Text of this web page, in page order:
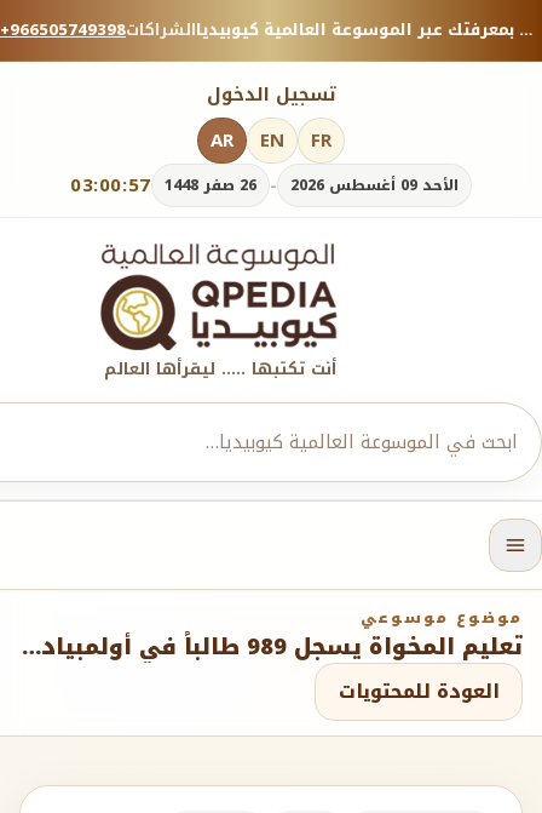
+966505749398الشراكات منصة معرفية موثوقة — شارك بمعرفتك عبر الموسوعة العالمية كيوبيديا.
تسجيل الدخول
03:00:58 الأحد 09 أغسطس 2026 - 26 صفر 1448
AR EN FR
أنت تكتبها ..... ليقرأها العالم
موضوع موسوعي
تعليم المخواة يسجل 989 طالباً في أولمبياد "إبداع"
العودة للمحتويات